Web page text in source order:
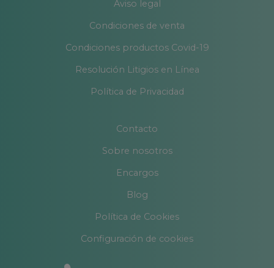
Aviso legal
Condiciones de venta
Condiciones productos Covid-19
Resolución Litigios en Línea
Política de Privacidad
Contacto
Sobre nosotros
Encargos
Blog
Política de Cookies
Configuración de cookies